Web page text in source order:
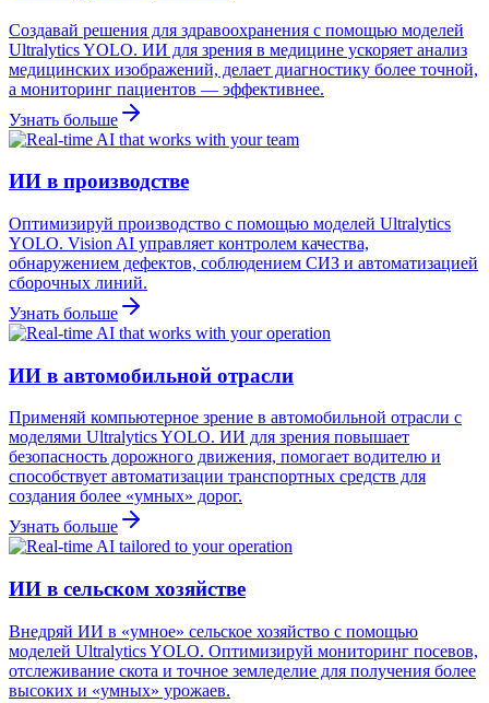
Создавай решения для здравоохранения с помощью моделей
Ultralytics YOLO. ИИ для зрения в медицине ускоряет анализ
медицинских изображений, делает диагностику более точной,
а мониторинг пациентов — эффективнее.
Узнать больше
ИИ в производстве
Оптимизируй производство с помощью моделей Ultralytics
YOLO. Vision AI управляет контролем качества,
обнаружением дефектов, соблюдением СИЗ и автоматизацией
сборочных линий.
Узнать больше
ИИ в автомобильной отрасли
Применяй компьютерное зрение в автомобильной отрасли с
моделями Ultralytics YOLO. ИИ для зрения повышает
безопасность дорожного движения, помогает водителю и
способствует автоматизации транспортных средств для
создания более «умных» дорог.
Узнать больше
ИИ в сельском хозяйстве
Внедряй ИИ в «умное» сельское хозяйство с помощью
моделей Ultralytics YOLO. Оптимизируй мониторинг посевов,
отслеживание скота и точное земледелие для получения более
высоких и «умных» урожаев.